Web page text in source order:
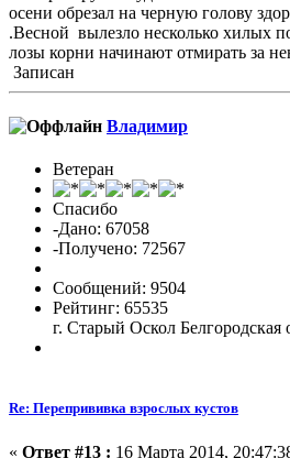
осени обрезал на черную голову
.Весной вылезло несколько хилых
лозы корни начинают отмирать за
Записан
Владимиp
Ветеран
Спасибо
-Дано: 67058
-Получено: 72567
Сообщений: 9504
Рейтинг: 65535
г. Старый Оскол Белгородская
Re: Перепрививка взрослых кустов
« Ответ #13 : 16 Марта 2014,